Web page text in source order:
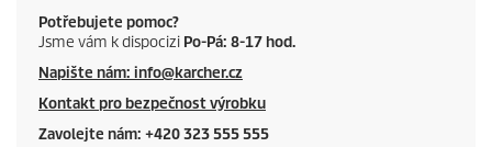
i
c
e
Potřebujete pomoc?
Jsme vám k dispocizi Po-Pá: 8-17 hod.
Napište nám: info@karcher.cz
Kontakt pro bezpečnost výrobku
Zavolejte nám: +420 323 555 555